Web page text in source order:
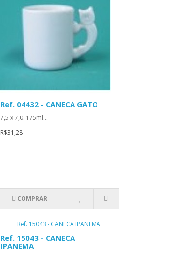
Ref. 04432 - CANECA GATO
7,5 x 7,0. 175ml...
R$31,28
COMPRAR
Ref. 15043 - CANECA
IPANEMA